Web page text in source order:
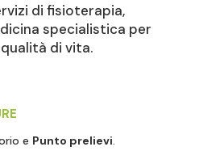
di fisioterapia,
specialistica per
di vita.
e Punto prelievi.